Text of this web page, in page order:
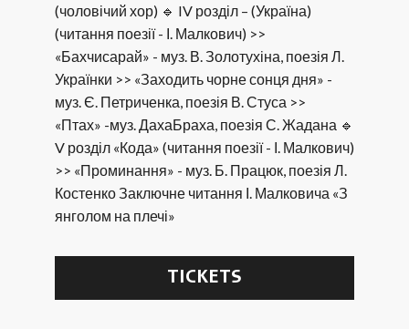
(чоловічий хор) 🔹 IV розділ – (Україна)
(читання поезії - І. Малкович) >>
«Бахчисарай» - муз. В. Золотухіна, поезія Л.
Українки >> «Заходить чорне сонця дня» -
муз. Є. Петриченка, поезія В. Стуса >>
«Птах» -муз. ДахаБраха, поезія С. Жадана 🔹
V розділ «Кода» (читання поезії - І. Малкович)
>> «Проминання» - муз. Б. Працюк, поезія Л.
Костенко Заключне читання І. Малковича «З
янголом на плечі»
TICKETS